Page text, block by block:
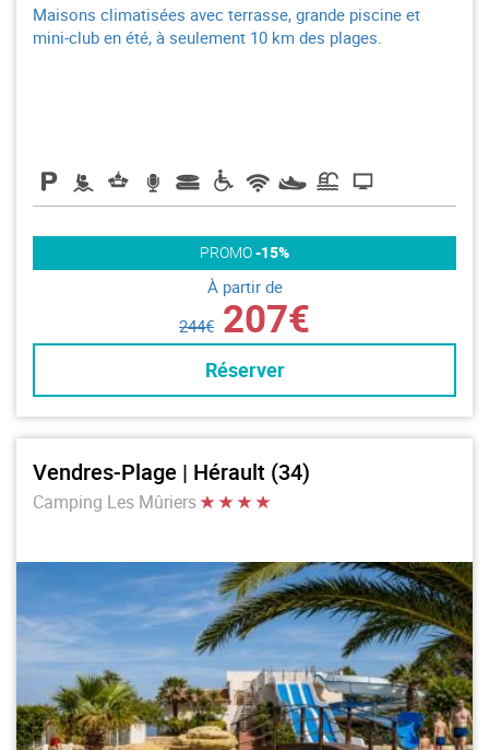
Maisons climatisées avec terrasse, grande piscine et
mini-club en été, à seulement 10 km des plages.
PROMO-15%
À partir de
244€ 207€
Réserver
Vendres-Plage | Hérault (34)
Camping Les Mûriers